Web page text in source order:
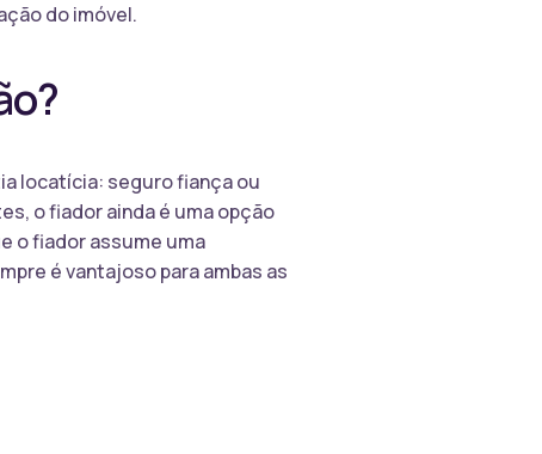
do imóvel.
locatícia: seguro fiança ou
o fiador ainda é uma opção
o fiador assume uma
é vantajoso para ambas as